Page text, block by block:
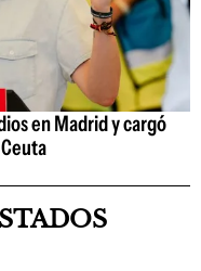
en Madrid y cargó